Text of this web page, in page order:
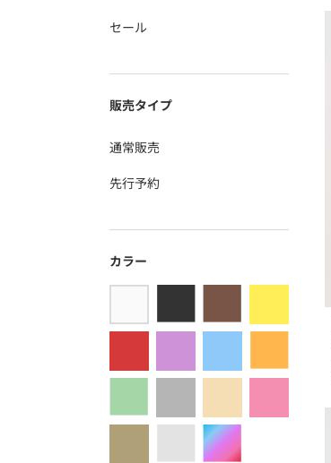
セール
販売タイプ
通常販売
先行予約
カラー